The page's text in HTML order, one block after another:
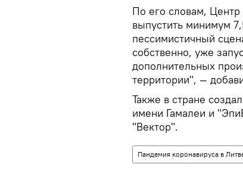
По его словам, Центр
выпустить минимум
пессимистичный
собственно, уже
дополнительных
территории", —
Также в стране
имени Гамалеи и
"Вектор".
Пандемия коронавируса в